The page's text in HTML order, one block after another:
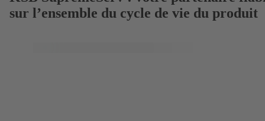
sur l’ensemble du cycle de vie du produit